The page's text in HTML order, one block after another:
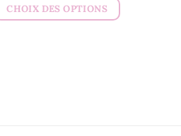
CHOIX DES OPTIONS